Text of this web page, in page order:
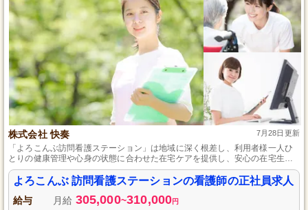
株式会社 快奏 7月28日更新
「よろこんぶ訪問看護ステーション」は地域に深く根差し、利用者様一人ひ
とりの健康管理や心身の状態に合わせた在宅ケアを提供し、安心の在宅生活
を実現する地元愛されステーションです。
よろこんぶ 訪問看護ステーションの看護師の正社員求人
給与 月給 305,000~310,000円